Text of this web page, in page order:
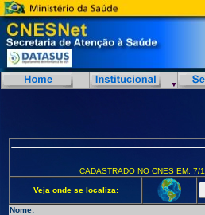
CADASTRADO NO CNES EM: 7/
Veja onde se localiza:
Nome: